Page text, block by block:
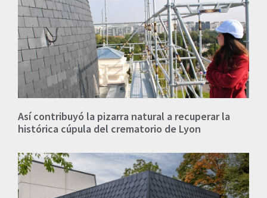
Así contribuyó la pizarra natural a recuperar la
histórica cúpula del crematorio de Lyon